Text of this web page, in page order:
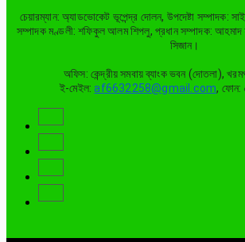
চেয়ারম্যান: অ্যাডভোকেট ভূপেন্দ্র দোলন, উপদেষ্টা সম্পাদক:
সম্পাদক মণ্ডলী: শফিকুল আলম শিপলু, প্রধান সম্পাদক: আহমাদ
সিজান।
অফিস: কেন্দ্রীয় সমবায় ব্যাংক ভবন (দোতলা),
ই-মেইল:af6632258@gmail.com, ফোন: